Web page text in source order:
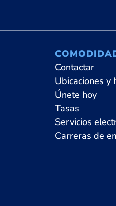
Contactar
Ubicaciones y
Únete hoy
Tasas
Servicios
Carreras de